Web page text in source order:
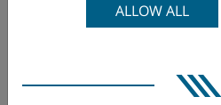
ALLOW ALL